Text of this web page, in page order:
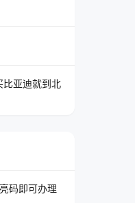
比亚迪就到北
码即可办理